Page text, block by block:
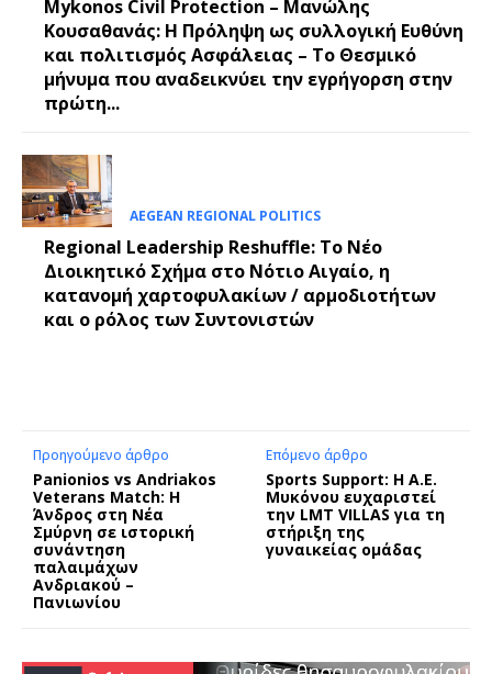
Mykonos Civil Protection – Μανώλης
Κουσαθανάς: Η Πρόληψη ως συλλογική Ευθύνη
και πολιτισμός Ασφάλειας – Το Θεσμικό
μήνυμα που αναδεικνύει την εγρήγορση στην
πρώτη...
AEGEAN REGIONAL POLITICS
Regional Leadership Reshuffle: Το Νέο
Διοικητικό Σχήμα στο Νότιο Αιγαίο, η
κατανομή χαρτοφυλακίων / αρμοδιοτήτων
και ο ρόλος των Συντονιστών
Προηγούμενο άρθρο
Panionios vs Andriakos
Veterans Match: Η
Άνδρος στη Νέα
Σμύρνη σε ιστορική
συνάντηση
παλαιμάχων
Ανδριακού –
Πανιωνίου
Επόμενο άρθρο
Sports Support: Η Α.Ε.
Μυκόνου ευχαριστεί
την LMT VILLAS για τη
στήριξη της
γυναικείας ομάδας